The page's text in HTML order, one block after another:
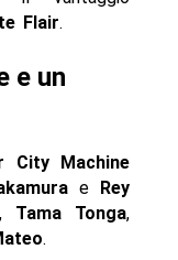
Flair.
e un
City Machine
e
Rey
, Tama Tonga,
.